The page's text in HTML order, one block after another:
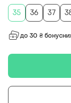
35
36 37
до 30 ₴